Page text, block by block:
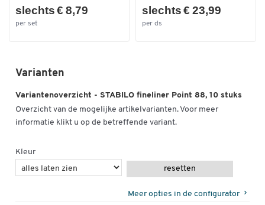
slechts € 8,79
per set
slechts € 23,99
per ds
Varianten
Variantenoverzicht - STABILO fineliner Point 88, 10 stuks
Overzicht van de mogelijke artikelvarianten. Voor meer
informatie klikt u op de betreffende variant.
Kleur
resetten
Meer opties in de configurator